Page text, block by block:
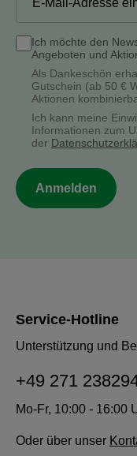
Ich möchte den
Angeboten und
Als Dankeschön
Gutschein (ab 50 €
Aktionen
Ich kann meine
Informationen zum
der
Anmelden
Service-Hotline
Unterstützung und
+49 271
Mo-Fr, 10:00 - 16:00
Oder über unser